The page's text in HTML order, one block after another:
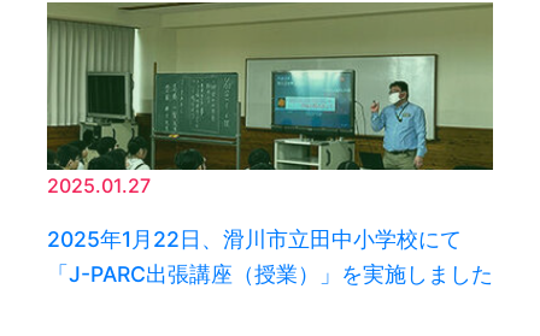
2025.01.27
2025年1月22日、滑川市立田中小学校にて
「J-PARC出張講座（授業）」を実施しました